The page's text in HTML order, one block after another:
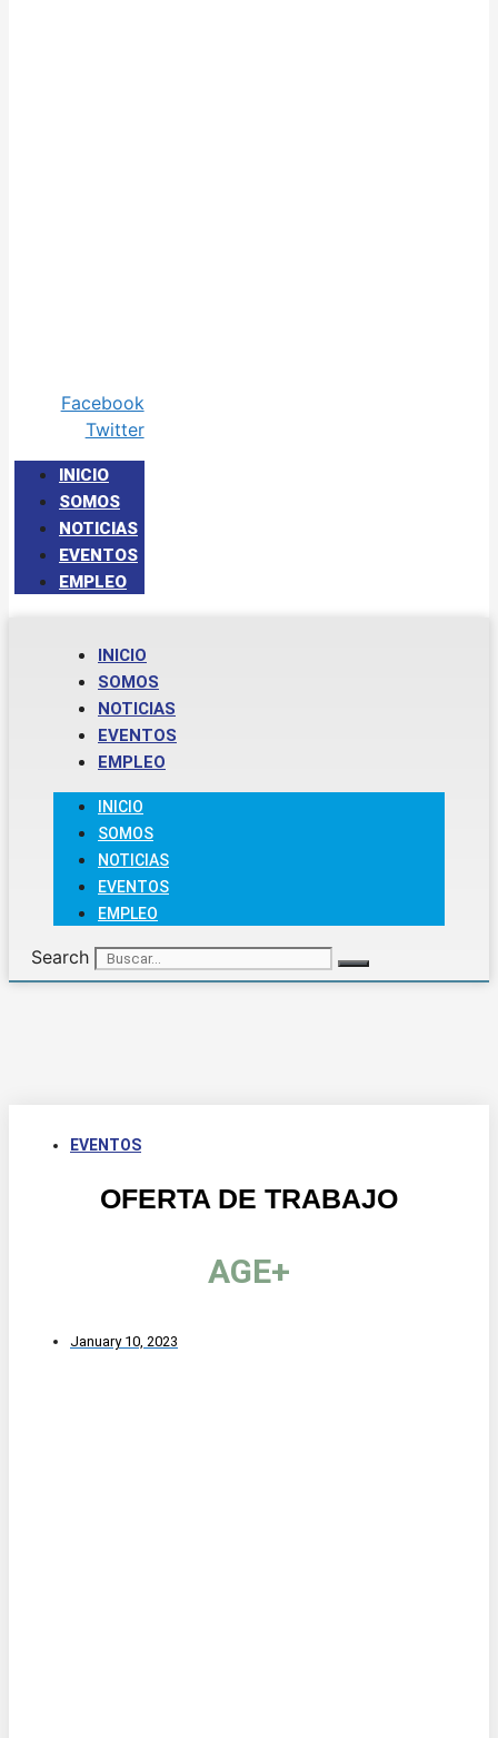
Facebook
Twitter
INICIO
SOMOS
NOTICIAS
EVENTOS
EMPLEO
INICIO
SOMOS
NOTICIAS
EVENTOS
EMPLEO
INICIO
SOMOS
NOTICIAS
EVENTOS
EMPLEO
Search
EVENTOS
OFERTA DE TRABAJO
AGE+
January 10, 2023